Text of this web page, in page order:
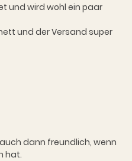
und wird wohl ein paar
und der Versand super
dann freundlich, wenn
hat.